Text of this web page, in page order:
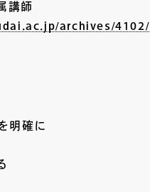
講師
archives/4102/
明確に